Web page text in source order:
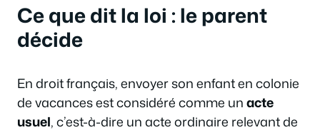
Ce que dit la loi : le parent
décide
En droit français, envoyer son enfant en colonie
de vacances est considéré comme unacte
usuel, c’est-à-dire un acte ordinaire relevant de